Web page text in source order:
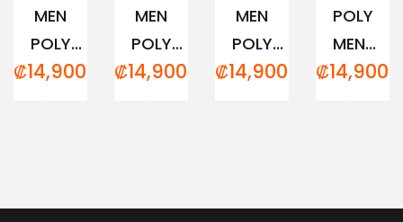
MEN
POLY...
₡14,900.00
MEN
POLY...
₡14,900.00
MEN
POLY...
₡14,900.00
POLY
MEN...
₡